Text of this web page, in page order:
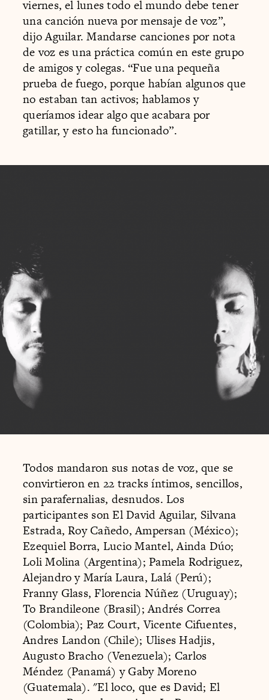
viernes, el lunes todo el mundo debe tener
una canción nueva por mensaje de voz”,
dijo Aguilar. Mandarse canciones por nota
de voz es una práctica común en este grupo
de amigos y colegas. “Fue una pequeña
prueba de fuego, porque habían algunos que
no estaban tan activos; hablamos y
queríamos idear algo que acabara por
gatillar, y esto ha funcionado”.
Todos mandaron sus notas de voz, que se
convirtieron en 22 tracks íntimos, sencillos,
sin parafernalias, desnudos. Los
participantes son El David Aguilar, Silvana
Estrada, Roy Cañedo, Ampersan (México);
Ezequiel Borra, Lucio Mantel, Ainda Dúo;
Loli Molina (Argentina); Pamela Rodriguez,
Alejandro y María Laura, Lalá (Perú);
Franny Glass, Florencia Núñez (Uruguay);
To Brandileone (Brasil); Andrés Correa
(Colombia); Paz Court, Vicente Cifuentes,
Andres Landon (Chile); Ulises Hadjis,
Augusto Bracho (Venezuela); Carlos
Méndez (Panamá) y Gaby Moreno
(Guatemala). "El loco, que es David; El